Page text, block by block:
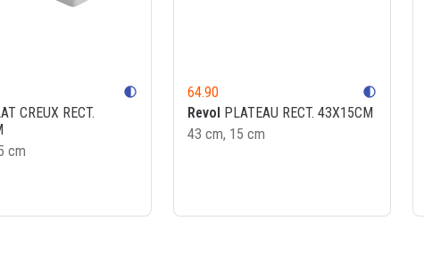
contrast
CREUX RECT.
cm
64.90 contrast
Revol PLATEAU RECT. 43X15CM
43 cm, 15 cm